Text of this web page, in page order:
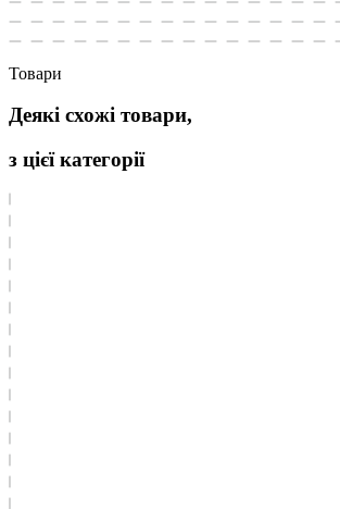
Товари
Деякі схожі товари,
з цієї категорії